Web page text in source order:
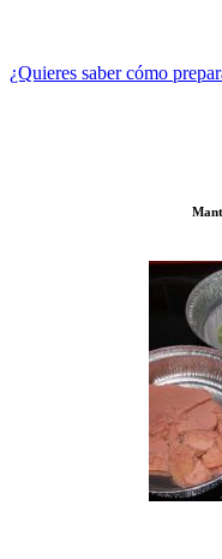
¿Quieres saber cómo